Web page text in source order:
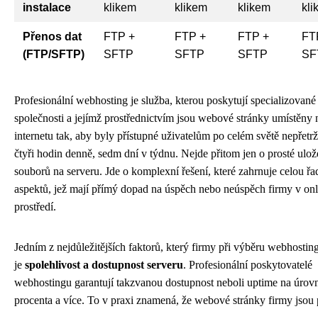
instalace
klikem
klikem
klikem
Přenos dat
(FTP/SFTP)
FTP +
SFTP
FTP +
SFTP
FTP +
SFTP
Profesionální webhosting je služba, kterou poskytují specializované
společnosti a jejímž prostřednictvím jsou webové stránky umístěny
internetu tak, aby byly přístupné uživatelům po celém světě
čtyři hodin denně, sedm dní v týdnu. Nejde přitom jen o prosté
souborů na serveru. Jde o komplexní řešení, které zahrnuje celou
aspektů, jež mají přímý dopad na úspěch nebo neúspěch firmy v
prostředí.
Jedním z nejdůležitějších faktorů, který firmy při výběru
je spolehlivost a dostupnost serveru. Profesionální poskytovatelé
webhostingu garantují takzvanou dostupnost neboli uptime na
procenta a více. To v praxi znamená, že webové stránky firmy